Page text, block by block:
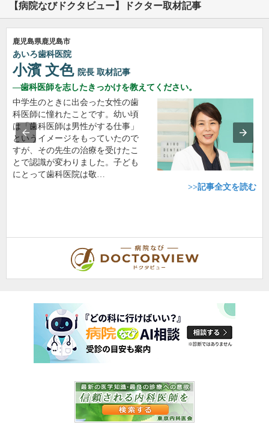
【病院なびドクタビュー】ドクター取材記事
鹿児島県鹿児島市
あいろ歯科医院
小濱 文色 院長 取材記事
歯科医師を志したきっかけを教えてください。
中学生のときに出会った女性の歯
科医師に憧れたことです。幼い頃
は「歯科医師は男性がする仕事」
というイメージをもっていたので
すが、その先生の治療を受けたこ
とで認識が変わりました。子ども
にとって歯科医院は敬…
>>記事全文を読む